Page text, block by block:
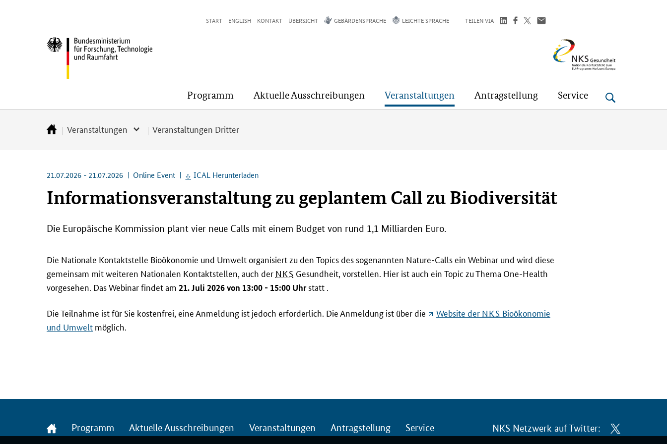
(Eingabetaste)
(Eingabetaste)
(Eingabetaste)
START ENGLISH KONTAKT ÜBERSICHT GEBÄRDENSPRACHE LEICHTE SPRACHE TEILEN VIA
Bundesministerium
Raumfahrt
NKS
Gesundheit
Programm Aktuelle Ausschreibungen Veranstaltungen Antragstellung Service
StartseiteVeranstaltungen Veranstaltungen Dritter
21.07.2026 - 21.07.2026 Online Event ICAL Herunterladen
Informationsveranstaltung zu geplantem Call zu Biodiversität
Die Europäische Kommission plant vier neue Calls mit einem Budget von rund 1,1 Milliarden Euro.
Die Nationale Kontaktstelle Bioökonomie und Umwelt organisiert zu den Topicsdes sogenannten Nature-Calls ein Webinar und wird diese
gemeinsam mit weiteren Nationalen Kontaktstellen, auch der NKS Gesundheit, vorstellen. Hier ist auch ein Topic zu Thema One-Health
vorgesehen. DasWebinarfindet am 21. Juli 2026 von 13:00 - 15:00 Uhrstatt .
Die Teilnahme ist für Sie kostenfrei, eine Anmeldung ist jedoch erforderlich. Die Anmeldung ist über die Website der NKS Bioökonomie
und Umwelt möglich.
StartseiteProgramm Aktuelle Ausschreibungen Veranstaltungen Antragstellung Service NKS Netzwerk auf Twitter: